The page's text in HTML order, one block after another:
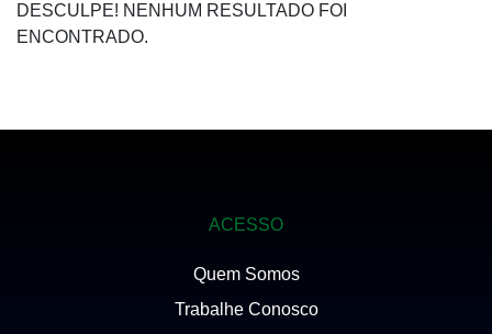
DESCULPE! NENHUM RESULTADO FOI
ENCONTRADO.
ACESSO
Quem Somos
Trabalhe Conosco